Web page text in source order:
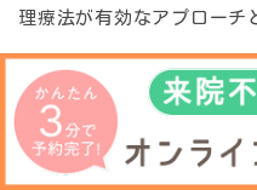
理療法が有効なアプローチ
認知行動療法（CBT）:
反芻行動に関連する
を当て、それらを